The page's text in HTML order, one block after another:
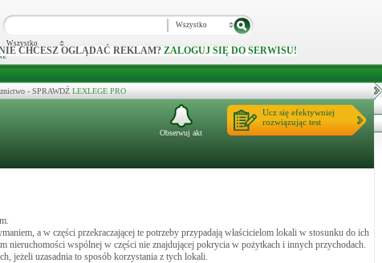
Wszystko
Wszystko
CHCESZ OGLĄDAĆ REKLAM? ZALOGUJ SIĘ DO SERWISU!
- SPRAWDŹ LEXLEGE PRO
Ucz się efektywniej
rozwiązując test
Obserwuj akt
a w części przekraczającej te potrzeby przypadają właścicielom lokali w stosunku do ich
nieruchomości wspólnej w części nie znajdującej pokrycia w pożytkach i innych przychodach.
jeżeli uzasadnia to sposób korzystania z tych lokali.